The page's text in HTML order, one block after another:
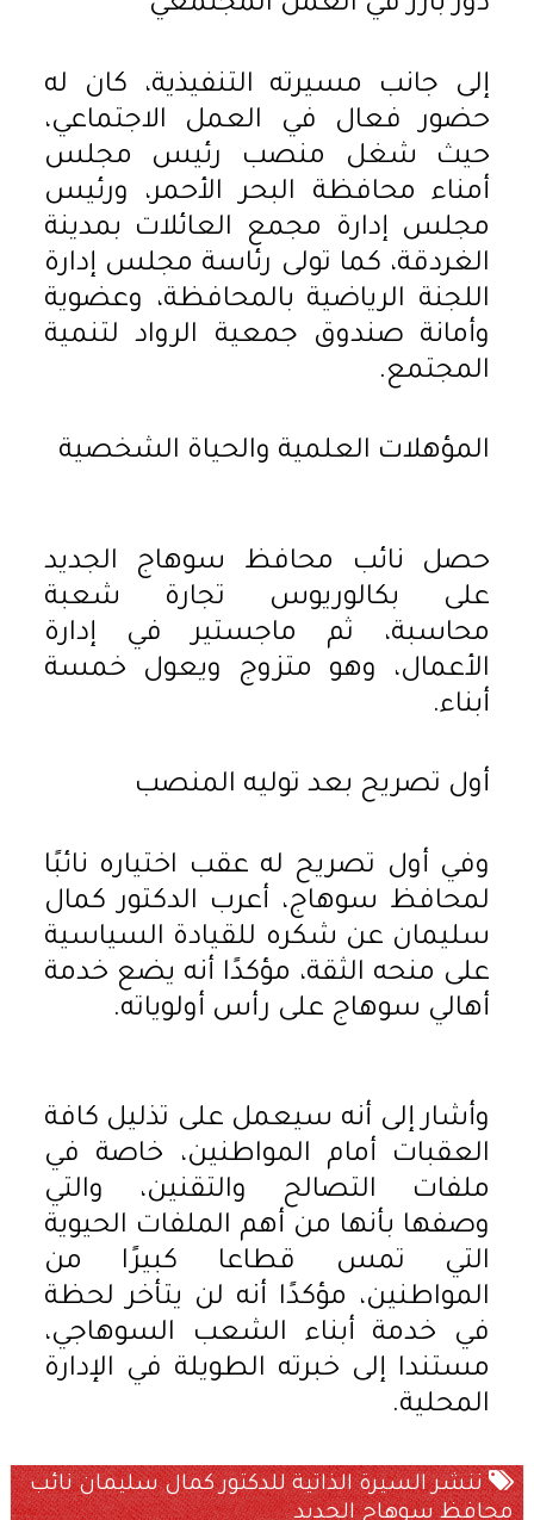
إلى جانب مسيرته التنفيذية، كان له
حضور فعال في العمل الاجتماعي،
حيث شغل منصب رئيس مجلس
أمناء محافظة البحر الأحمر، ورئيس
مجلس إدارة مجمع العائلات بمدينة
الغردقة، كما تولى رئاسة مجلس إدارة
اللجنة الرياضية بالمحافظة، وعضوية
وأمانة صندوق جمعية الرواد لتنمية
المجتمع.
المؤهلات العلمية والحياة الشخصية
حصل نائب محافظ سوهاج الجديد
على بكالوريوس تجارة شعبة
محاسبة، ثم ماجستير في إدارة
الأعمال، وهو متزوج ويعول خمسة
أبناء.
أول تصريح بعد توليه المنصب
وفي أول تصريح له عقب اختياره نائبًا
لمحافظ سوهاج، أعرب الدكتور كمال
سليمان عن شكره للقيادة السياسية
على منحه الثقة، مؤكدًا أنه يضع خدمة
أهالي سوهاج على رأس أولوياته.
وأشار إلى أنه سيعمل على تذليل كافة
العقبات أمام المواطنين، خاصة في
ملفات التصالح والتقنين، والتي
وصفها بأنها من أهم الملفات الحيوية
التي تمس قطاعا كبيرًا من
المواطنين، مؤكدًا أنه لن يتأخر لحظة
في خدمة أبناء الشعب السوهاجي،
مستندا إلى خبرته الطويلة في الإدارة
المحلية.
ننشر السيرة الذاتية للدكتور كمال سليمان نائب
محافظ سوهاج الجديد